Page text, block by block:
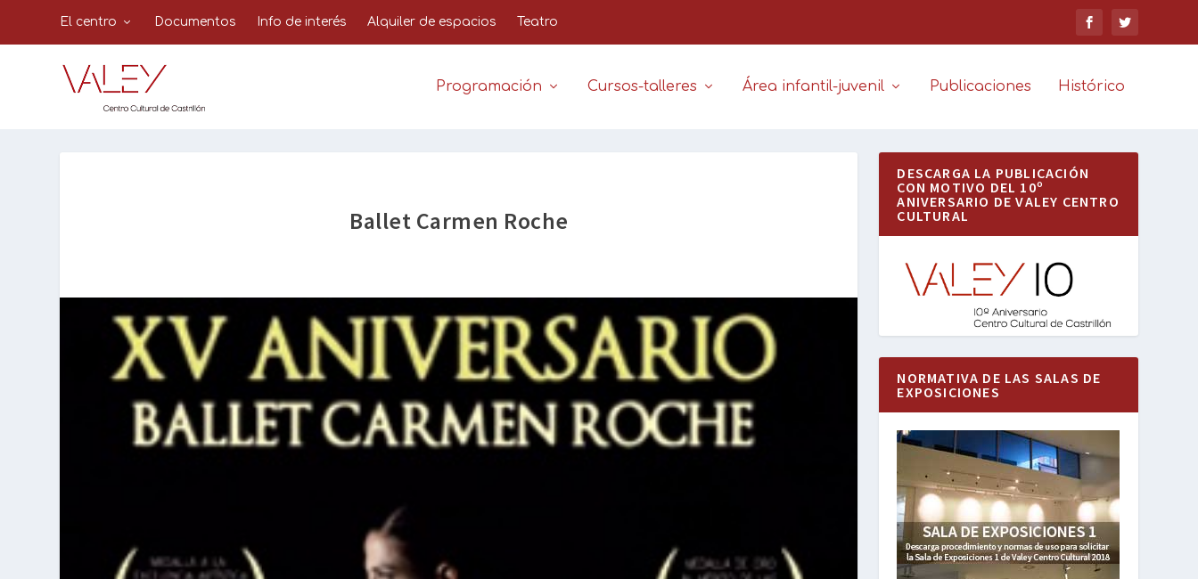
El centro Documentos Info de interés Alquiler de espacios Teatro
Programación Cursos-talleres Área infantil-juvenil Publicaciones Histórico
Ballet Carmen Roche
DESCARGA LA PUBLICACIÓN
CON MOTIVO DEL 10º
ANIVERSARIO DE VALEY CENTRO
CULTURAL
NORMATIVA DE LAS SALAS DE
EXPOSICIONES